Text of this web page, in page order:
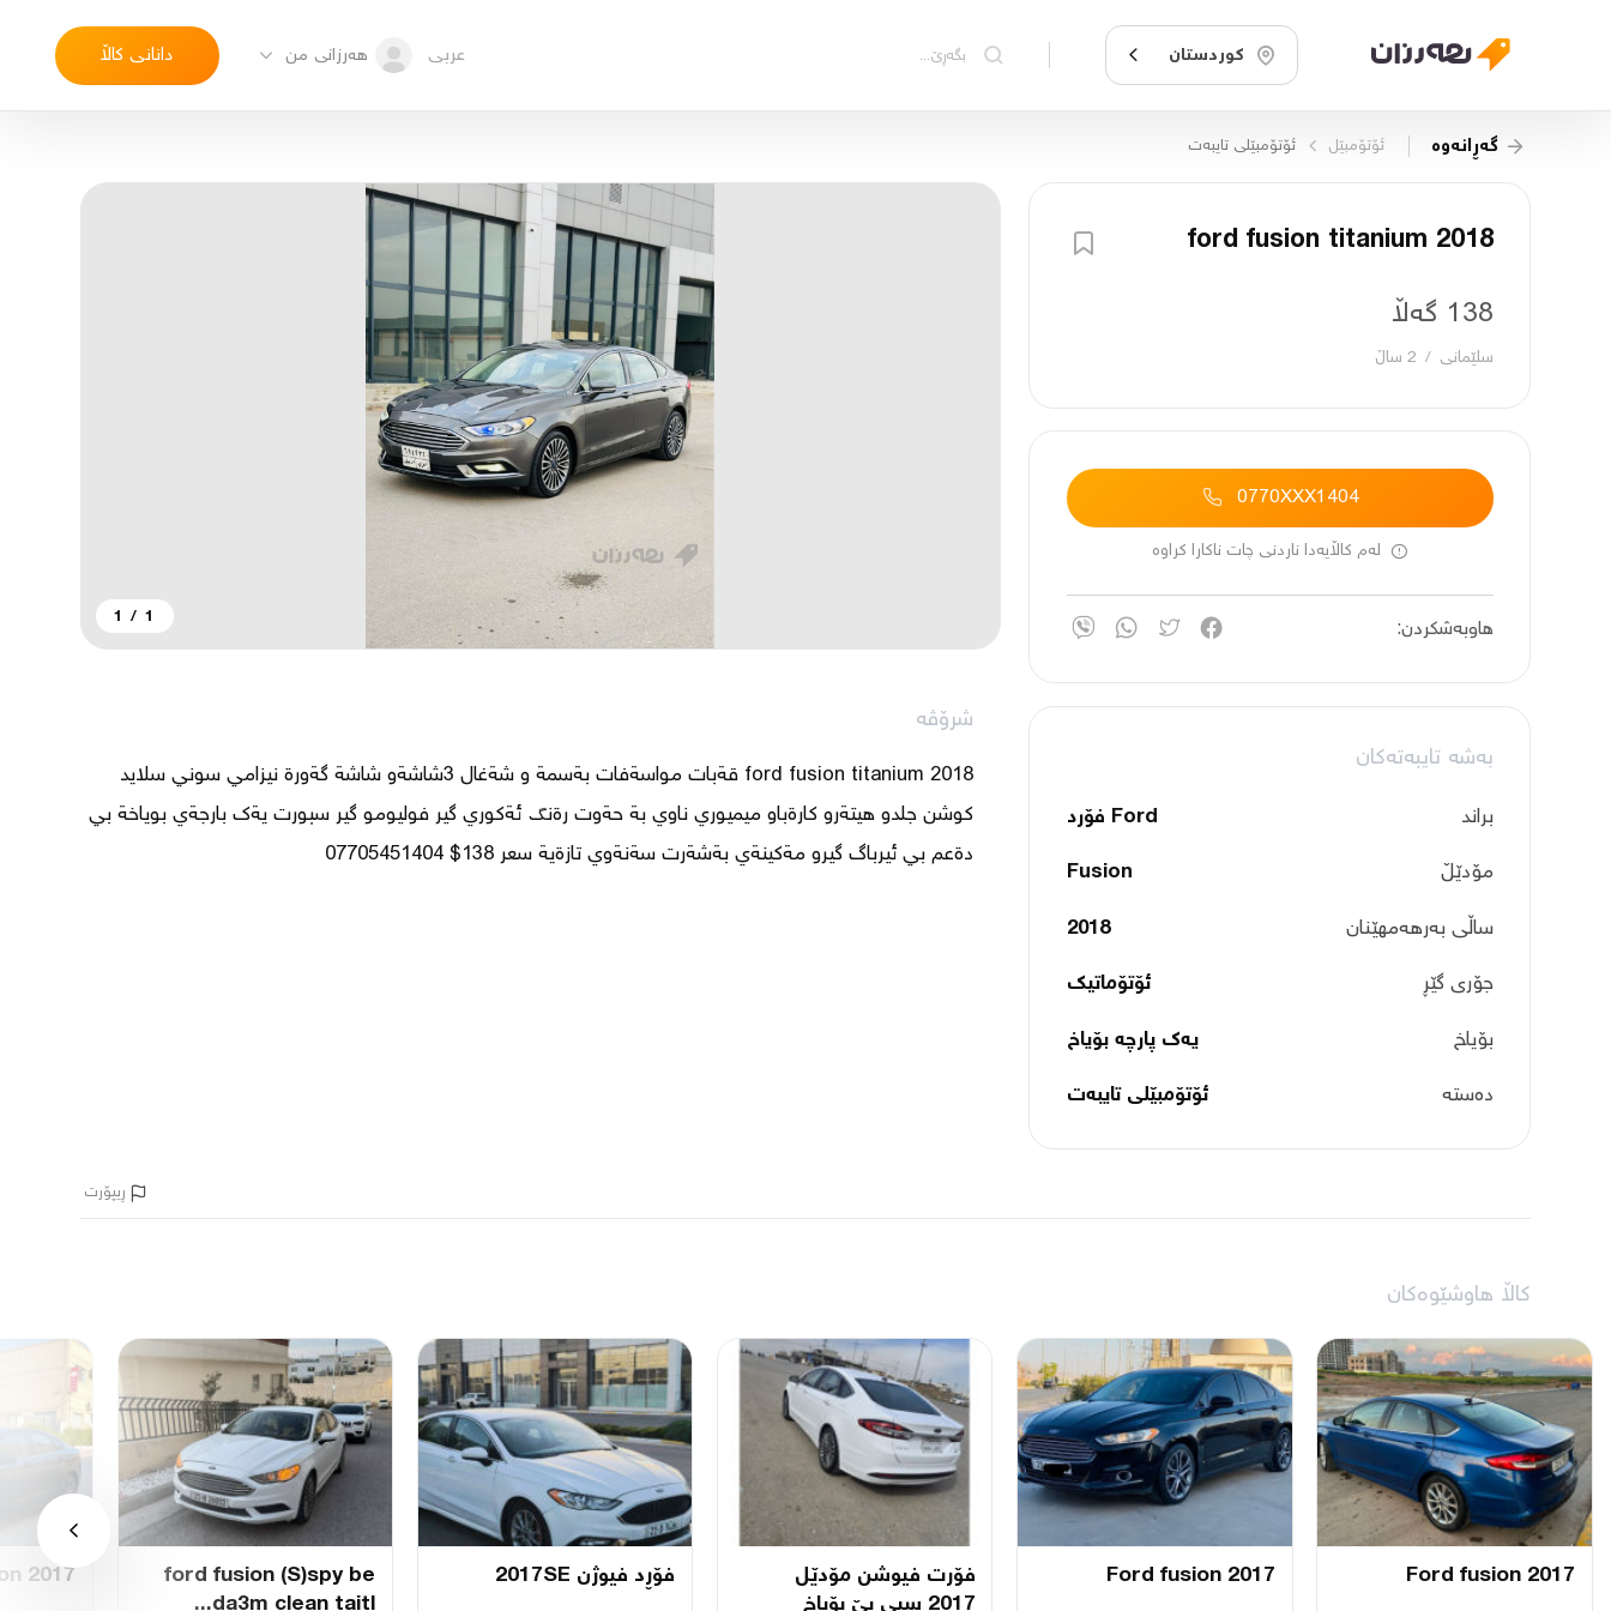
کوردستان عربی هەرزانی من دانانی کاڵا
گەڕانەوە ئۆتۆمبێل ئۆتۆمبێلی تایبه‌ت
ford fusion titanium 2018
138 گەڵا
سلێمانی / 2 ساڵ
0770XXX1404
لەم کاڵایەدا ناردنی چات ناکارا کراوە
هاوبەشکردن:
بەشە تایبەتەکان
براند
Ford فۆرد
مۆدێڵ
Fusion
ساڵی بەرهەمهێنان
2018
جۆری گێڕ
ئۆتۆماتیک
بۆیاخ
یەک پارچە بۆیاخ
دەستە
ئۆتۆمبێلی تایبه‌ت
1
/
1
شرۆڤە
كوشن جلدو هيتةرو كارةباو ميميوري ناوي بة حةوت رةنگ ئةكوري گير فوليومو گير سبورت يةك بارجةي بوياخة بي
دةعم بي ئيرباگ گيرو مةكينةي بةشةرت سةنةوي تازةية سعر 138$ 07705451404
ڕیپۆرت
کاڵا هاوشێوەکان
Ford fusion 2017
Ford fusion 2017
فۆرت فیوشن مۆدێل
2017 سپی بێ بۆیاخ
فۆڕد فیوژن 2017SE
ford fusion (S)spy be
da3m clean taitl...
2017